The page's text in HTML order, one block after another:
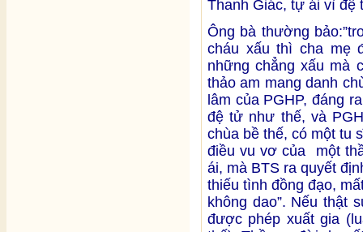
Thanh Giác, tự ái vì đệ
Ông bà thường
cháu xấu thì cha mẹ
những chẳng xấu mà
thảo am mang danh
lâm của PGHP, đáng
đệ tử như thế, và
chùa bề thế, có một tu
điều vu vơ của một
ái, mà BTS ra quyết
thiếu tình đồng đạo,
không dao”. Nếu thật
được phép xuất gia